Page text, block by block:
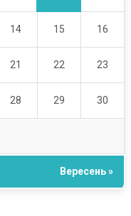
14 15 16
21 22 23
28 29 30
Вересень »